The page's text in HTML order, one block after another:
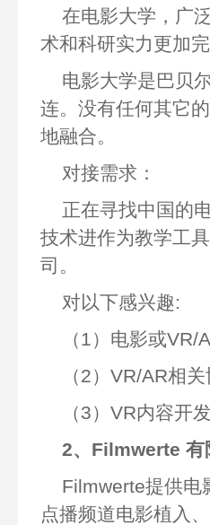
在电影大学，广
术和科研实力更加
电影大学是巴贝
连。没有任何其它
地融合。
对接需求：
正在寻找中国的
技术进作为教学工
司。
对以下感兴趣:
（1）电影或VR/
（2）VR/AR相
（3）VR内容开
2、Filmwerte
Filmwerte提供电
点播频道电影植入